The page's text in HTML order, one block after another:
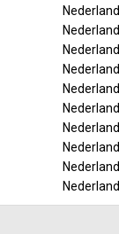
Nederland
Nederland
Nederland
Nederland
Nederland
Nederland
Nederland
Nederland
Nederland
Nederland